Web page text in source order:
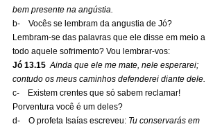
bem presente na angústia.
b-    Vocês se lembram da angustia de Jó?
Lembram-se das palavras que ele disse em meio a
todo aquele sofrimento? Vou lembrar-vos:
Jó 13.15 Ainda que ele me mate, nele esperarei;
contudo os meus caminhos defenderei diante dele.
c-    Existem crentes que só sabem reclamar!
Porventura você é um deles?
d-    O profeta Isaías escreveu: Tu conservarás em